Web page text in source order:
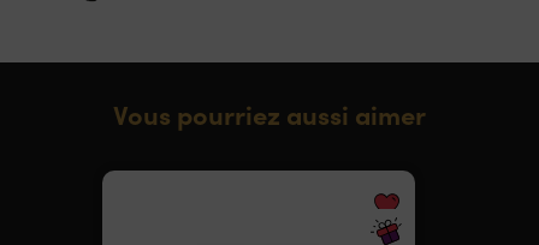
Vous pourriez aussi aimer